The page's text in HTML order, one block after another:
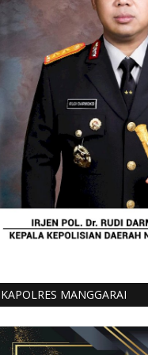
KAPOLRES MANGGARAI